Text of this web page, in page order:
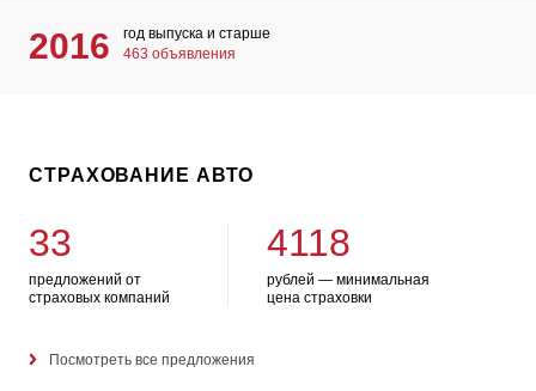
2016
год выпуска и старше
463 объявления
СТРАХОВАНИЕ АВТО
33
предложений от
страховых компаний
4118
рублей — минимальная
цена страховки
Посмотреть все предложения